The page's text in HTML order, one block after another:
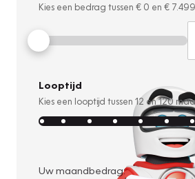
Kies een bedrag tussen € 0 en € 7.499
Looptijd
Kies een looptijd tussen 12 en120
Uw maandbedrag: